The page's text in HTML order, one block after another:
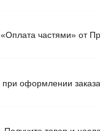
частями» от
при оформлении